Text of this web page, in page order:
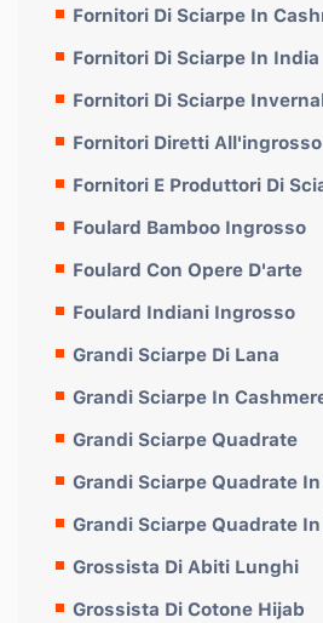
Fornitori Di Sciarpe In
Fornitori Di Sciarpe In India
Fornitori Di Sciarpe
Fornitori Diretti
Fornitori E Produttori Di
Foulard Bamboo Ingrosso
Foulard Con Opere D'arte
Foulard Indiani Ingrosso
Grandi Sciarpe Di Lana
Grandi Sciarpe In
Grandi Sciarpe Quadrate
Grandi Sciarpe Quadrate
Grandi Sciarpe Quadrate
Grossista Di Abiti Lunghi
Grossista Di Cotone Hijab